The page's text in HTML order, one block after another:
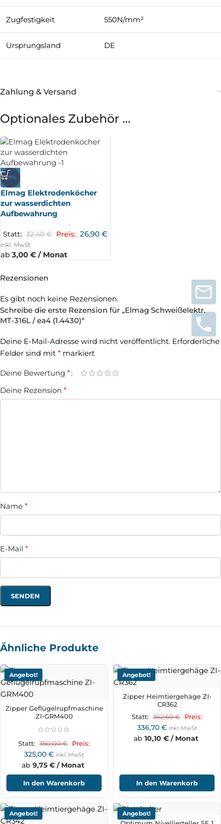
Zugfestigkeit 550N/mm²
Ursprungsland DE
Zahlung & Versand
Optionales Zubehör …
-17%
Elmag Elektrodenköcher
zur wasserdichten
Aufbewahrung
Statt: 32,40€ Preis: 26,90 €
inkl. MwSt
ab 3,00 € / Monat
Rezensionen
Es gibt noch keine Rezensionen.
Schreibe die erste Rezension für „Elmag Schweißelektr.
MT-316L / ea4 (1.4430)“
Deine E-Mail-Adresse wird nicht veröffentlicht. Erforderliche
Felder sind mit * markiert
Deine Bewertung *
Deine Rezension *
Name *
E-Mail *
Ähnliche Produkte
Angebot!
Zipper Geflügelrupfmaschine
ZI-GRM400
Statt: 350,00€ Preis:
325,00 € inkl. MwSt
ab 9,75 € / Monat
In den Warenkorb
Angebot!
Zipper Heimtiergehäge ZI-
CR362
Statt: 362,60€ Preis:
336,70 € inkl. MwSt
ab 10,10 € / Monat
In den Warenkorb
Angebot! Angebot!